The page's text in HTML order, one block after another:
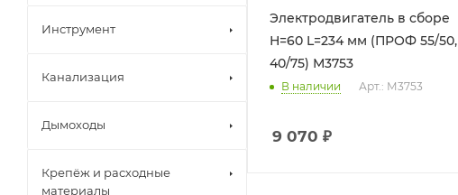
Электродвигатель в сборе
Н=60 L=234 мм (ПРОФ 55/50,
40/75) М3753
В наличии Арт.: М3753
9 070 ₽
Инструмент
Канализация
Дымоходы
Крепёж и расходные
материалы